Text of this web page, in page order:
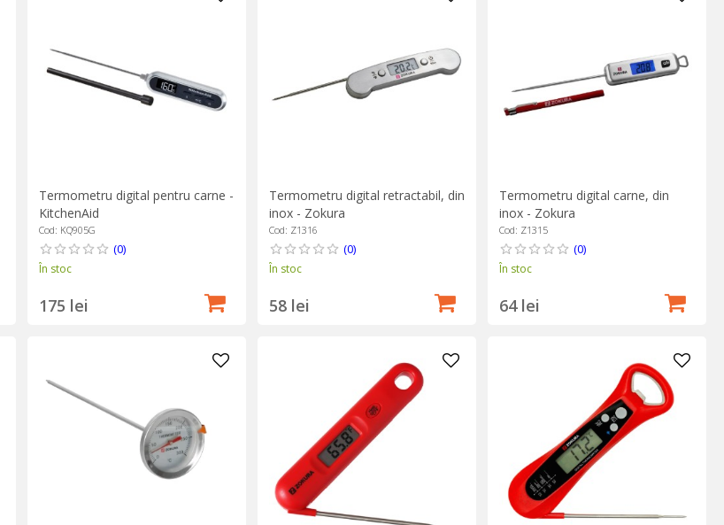
Termometru digital pentru carne -
KitchenAid
Cod: KQ905G
(0)
În stoc
175 lei
Termometru digital retractabil, din
inox - Zokura
Cod: Z1316
(0)
În stoc
58 lei
Termometru digital carne, din
inox - Zokura
Cod: Z1315
(0)
În stoc
64 lei